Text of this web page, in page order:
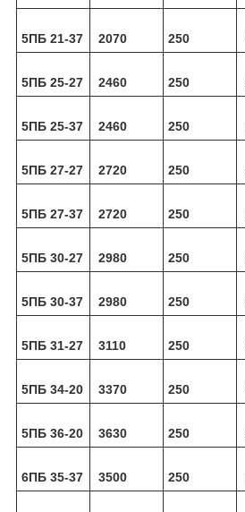
5ПБ 21-37 2070 250
5ПБ 25-27 2460 250
5ПБ 25-37 2460 250
5ПБ 27-27 2720 250
5ПБ 27-37 2720 250
5ПБ 30-27 2980 250
5ПБ 30-37 2980 250
5ПБ 31-27 3110 250
5ПБ 34-20 3370 250
5ПБ 36-20 3630 250
6ПБ 35-37 3500 250